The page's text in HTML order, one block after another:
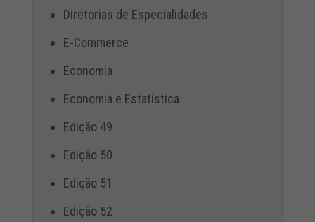
Diretorias de Especialidades
E-Commerce
Economia
Economia e Estatística
Edição 49
Edição 50
Edição 51
Edição 52